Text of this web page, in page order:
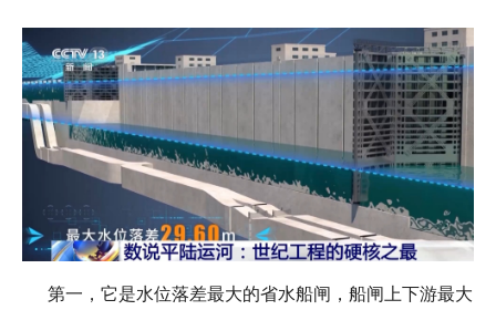
第一，它是水位落差最大的省水船闸，船闸上下游最大